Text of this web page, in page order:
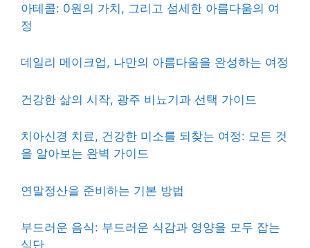
아테콜: 0원의 가치, 그리고 섬세한 아름다움의 여
정
데일리 메이크업, 나만의 아름다움을 완성하는 여정
건강한 삶의 시작, 광주 비뇨기과 선택 가이드
치아신경 치료, 건강한 미소를 되찾는 여정: 모든 것
을 알아보는 완벽 가이드
연말정산을 준비하는 기본 방법
부드러운 음식: 부드러운 식감과 영양을 모두 잡는
식단